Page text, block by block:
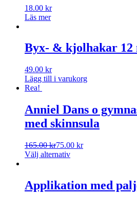
18.00 kr
Läs mer
Byx- & kjolhakar 12
49.00 kr
Lägg till i varukorg
Rea!
Anniel Dans o
med skinnsula
165.00kr75.00 kr
Välj alternativ
Applikation med